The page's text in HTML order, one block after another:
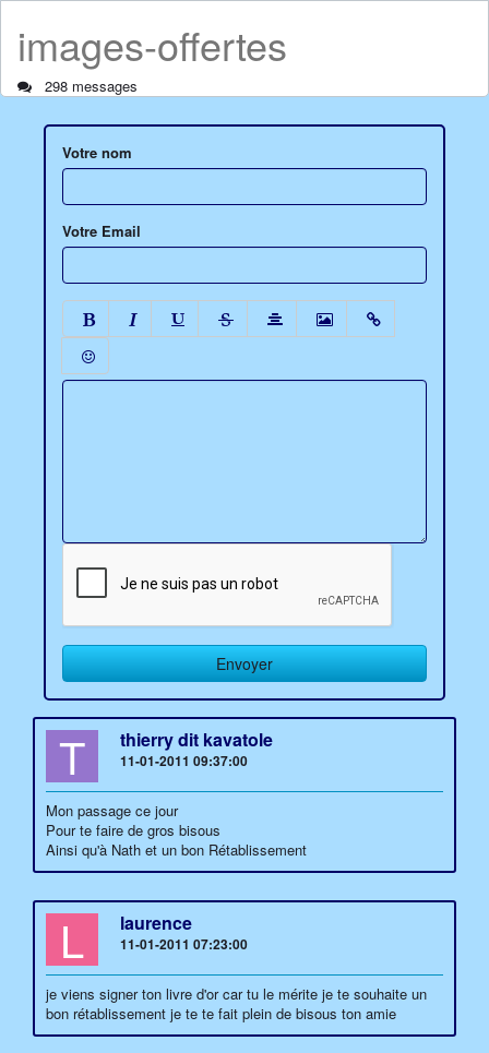
images-offertes
298 messages
Votre nom
Votre Email
T thierry dit kavatole
11-01-2011 09:37:00
Mon passage ce jour
Pour te faire de gros bisous
Ainsi qu'à Nath et un bon Rétablissement
L laurence
11-01-2011 07:23:00
je viens signer ton livre d'or car tu le mérite je te souhaite un
bon rétablissement je te te fait plein de bisous ton amie